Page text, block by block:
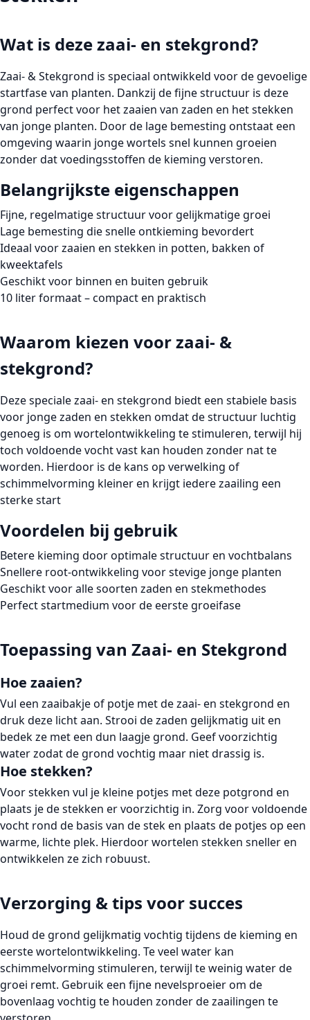
Wat is deze zaai- en stekgrond?
Zaai- & Stekgrond is speciaal ontwikkeld voor de gevoelige
startfase van planten. Dankzij defijne structuur is deze
grond perfect voor het zaaien van zaden en het stekken
van jonge planten. Door de lage bemesting ontstaat een
omgeving waarin jonge wortels snel kunnen groeien
zonder dat voedingsstoffen de kieming verstoren.
Belangrijkste eigenschappen
Fijne, regelmatige structuurvoor gelijkmatige groei
Lage bemesting die snelle ontkieming bevordert
Ideaal voor zaaien en stekken in potten, bakken of
kweektafels
Geschikt voor binnen en buiten gebruik
10 liter formaat– compact en praktisch
Waarom kiezen voor zaai- &
stekgrond?
Deze specialezaai- en stekgrond biedt een stabiele basis
voor jonge zaden en stekken omdat de structuur luchtig
genoeg is om wortelontwikkeling te stimuleren, terwijl hij
toch voldoende vocht vast kan houden zonder nat te
worden. Hierdoor is de kans op verwelking of
schimmelvorming kleiner en krijgt iedere zaailing een
sterke start
Voordelen bij gebruik
Betere kieming door optimale structuur en vochtbalans
Snellere root-ontwikkeling voor stevige jonge planten
Geschikt voor alle soorten zaden en stekmethodes
Perfect startmedium voor de eerste groeifase
Toepassing van Zaai- en Stekgrond
Hoe zaaien?
Vul een zaaibakje of potje met dezaai- en stekgrond en
druk deze licht aan. Strooi de zaden gelijkmatig uit en
bedek ze met een dun laagje grond. Geef voorzichtig
water zodat de grond vochtig maar niet drassig is.
Hoe stekken?
Voor stekken vul je kleine potjes met deze potgrond en
plaats je de stekken er voorzichtig in. Zorg voor voldoende
vocht rond de basis van de stek en plaats de potjes op een
warme, lichte plek. Hierdoor wortelen stekken sneller en
ontwikkelen ze zich robuust.
Verzorging & tips voor succes
Houd de grond gelijkmatig vochtig tijdens de kieming en
eerste wortelontwikkeling. Te veel water kan
schimmelvorming stimuleren, terwijl te weinig water de
groei remt. Gebruik een fijne nevelsproeier om de
bovenlaag vochtig te houden zonder de zaailingen te